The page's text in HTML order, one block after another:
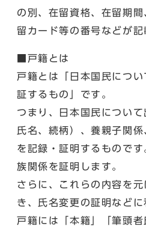
の別、在留資格、在留期
留カード等の番号などが記
■戸籍とは
戸籍とは「日本国民につ
証するもの」です。
つまり、日本国民につい
氏名、続柄）、養親子関
を記録・証明するもので
族関係を証明します。
さらに、これらの内容を
き、氏名変更の証明などに
戸籍には「本籍」「筆頭